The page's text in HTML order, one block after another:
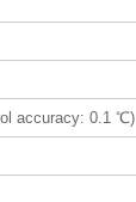
accuracy: 0.1 ℃)